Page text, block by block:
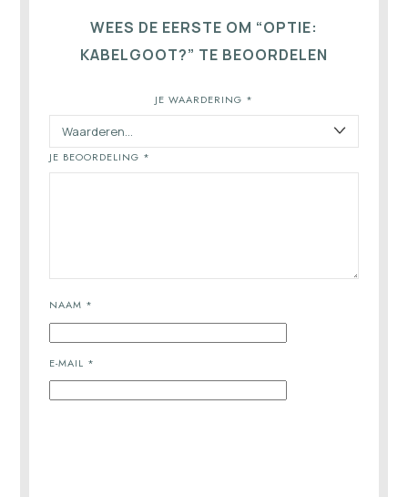
WEES DE EERSTE OM “OPTIE:
KABELGOOT?” TE BEOORDELEN
JE WAARDERING *
JE BEOORDELING *
NAAM *
E-MAIL *